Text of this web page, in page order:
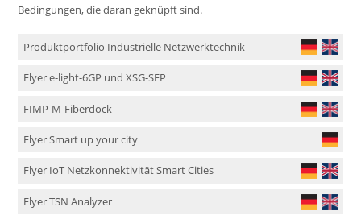
Bedingungen, die daran geknüpft sind.
Produktportfolio Industrielle Netzwerktechnik
Flyer e-light-6GP und XSG-SFP
FIMP-M-Fiberdock
Flyer Smart up your city
Flyer IoT Netzkonnektivität Smart Cities
Flyer TSN Analyzer